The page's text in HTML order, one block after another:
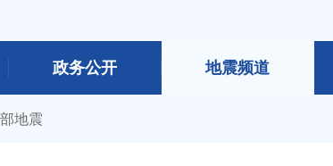
政务公开 地震频道
地震